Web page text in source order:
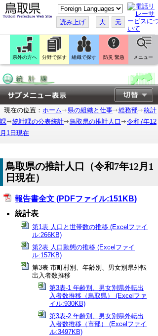
こ
の
ペ
ー
ジ
翻
訳
す
読み上げ 大 元
県外の方へ 分野で探す 組織で探す 防災 緊急 メニュー
現在の位置： ホーム 県の組織と仕事 総務部
統計
課
統計課の公表統計 鳥取県の推計人口
令和7年12
月1日現在
鳥取県の推計人口（令和7年12月1
日現在）
報告書全文 (PDFファイル:151KB)
統計表
第1表 人口と世帯数の推移 (Excelファイ
ル:266KB)
第2表 人口動態の推移 (Excelファイ
ル:157KB)
第3表 市町村別、年齢別、男女別県外転
出入者数推移
第3表-1 年齢別、男女別県外転出
入者数推移（鳥取県） (Excelファ
イル:930KB)
第3表-2 年齢別、男女別県外転出
入者数推移（市部） (Excelファイ
ル:3497KB)